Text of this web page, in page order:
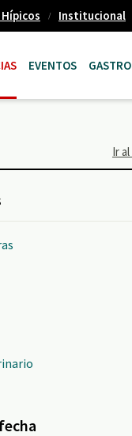
Institucional
EVENTOS
Ir